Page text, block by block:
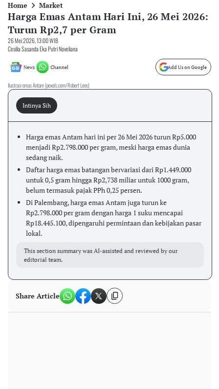
Home Market
Harga Emas Antam Hari Ini, 26 Mei 2026:
Turun Rp2,7 per Gram
26 Mei 2026, 13:00 WIB
Cesilia Sasanda Eka Putri Noveliana
News Channel Add Us on Google
Ilustrasi emas Antam (pexels.com/Robert Lens)
Intinya Sih
Harga emas Antam hari ini per 26 Mei 2026 turun Rp5.000
menjadi Rp2.798.000 per gram, meski harga emas dunia
sedang naik.
Daftar harga emas batangan bervariasi dari Rp1.449.000
untuk 0,5 gram hingga Rp2,738 miliar untuk 1000 gram,
belum termasuk pajak PPh 0,25 persen.
Di Palembang, harga emas Antam juga turun ke
Rp2.798.000 per gram dengan harga 1 suku mencapai
Rp18.445.100, dipengaruhi permintaan dan kebijakan pasar
lokal.
This section summary was AI-assisted and reviewed by our
editorial team.
Share Article